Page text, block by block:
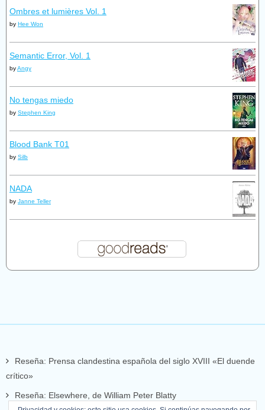
Ombres et lumières Vol. 1
by Hee Won
Semantic Error, Vol. 1
byAngy
No tengas miedo
by Stephen King
Blood Bank T01
by Silb
NADA
by Janne Teller
Reseña: Prensa clandestina española del siglo XVIII «El duende
crítico»
Reseña: Elsewhere, de William Peter Blatty